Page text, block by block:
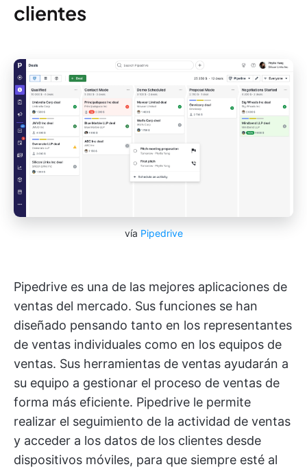
clientes
vía Pipedrive
Pipedrive es una de las mejores aplicaciones de
ventas del mercado. Sus funciones se han
diseñado pensando tanto en los representantes
de ventas individuales como en los equipos de
ventas. Sus herramientas de ventas ayudarán a
su equipo a gestionar el proceso de ventas de
forma más eficiente. Pipedrive le permite
realizar el seguimiento de la actividad de ventas
y acceder a los datos de los clientes desde
dispositivos móviles, para que siempre esté al